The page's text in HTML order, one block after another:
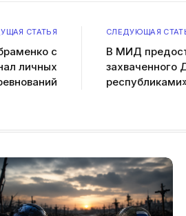
СТАТЬЯ
с
личных
СЛЕДУЮЩАЯ
В МИД
захваченного